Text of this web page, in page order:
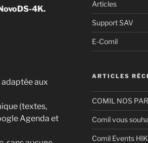
4K.
aux
(textes,
Agenda et
Articles
Support SAV
E-Comil
ARTICLES
COMIL NOS
Comil vous
Comil Events HIK